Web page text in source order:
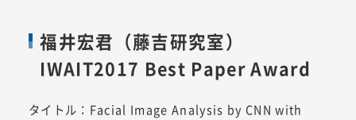
福井宏君（藤吉研究室）
IWAIT2017 Best Paper Award
タイトル：Facial Image Analysis by CNN with